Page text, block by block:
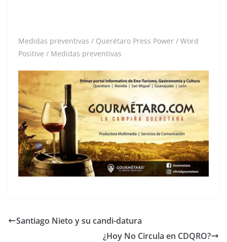
Medidas preventivas / Querétaro Press Power / Word
Positive / Medidas preventivas
Santiago Nieto y su candi-datura
¿Hoy No Circula en CDQRO?